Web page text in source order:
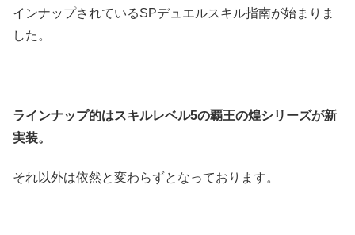
インナップされているSPデュエルスキル指南が始まりま
した。
ラインナップ的はスキルレベル5の覇王の煌シリーズが新
実装。
それ以外は依然と変わらずとなっております。